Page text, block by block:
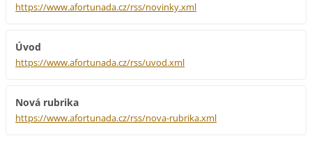
https://www.afortunada.cz/rss/novinky.xml
Úvod
https://www.afortunada.cz/rss/uvod.xml
Nová rubrika
https://www.afortunada.cz/rss/nova-rubrika.xml